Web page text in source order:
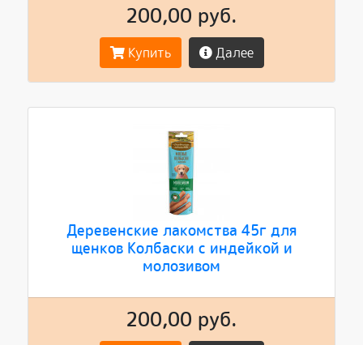
200,00 руб.
Купить Далее
Деревенские лакомства 45г для
щенков Колбаски с индейкой и
молозивом
200,00 руб.